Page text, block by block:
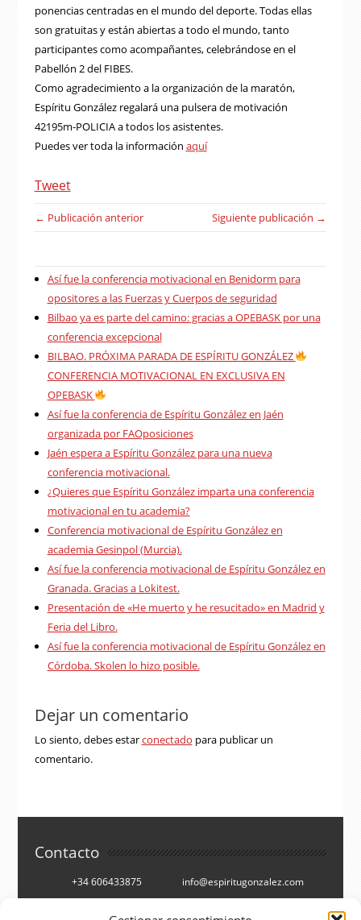
ponencias centradas en el mundo del deporte. Todas ellas
son gratuitas y están abiertas a todo el mundo, tanto
participantes como acompañantes, celebrándose en el
Pabellón 2 del FIBES.
Como agradecimiento a la organización de la maratón,
Espíritu González regalará una pulsera de motivación
42195m-POLICIA a todos los asistentes.
Puedes ver toda la información aquí
Tweet
← Publicación anterior Siguiente publicación →
Así fue la conferencia motivacional en Benidorm para
opositores a las Fuerzas y Cuerpos de seguridad
Bilbao ya es parte del camino: gracias a OPEBASK por una
conferencia excepcional
BILBAO. PRÓXIMA PARADA DE ESPÍRITU GONZÁLEZ
CONFERENCIA MOTIVACIONAL EN EXCLUSIVA EN
OPEBASK
Así fue la conferencia de Espíritu González en Jaén
organizada por FAOposiciones
Jaén espera a Espíritu González para una nueva
conferencia motivacional.
¿Quieres que Espíritu González imparta una conferencia
motivacional en tu academia?
Conferencia motivacional de Espíritu González en
academia Gesinpol (Murcia).
Así fue la conferencia motivacional de Espíritu González en
Granada. Gracias a Lokitest.
Presentación de «He muerto y he resucitado» en Madrid y
Feria del Libro.
Así fue la conferencia motivacional de Espíritu González en
Córdoba. Skolen lo hizo posible.
Dejar un comentario
Lo siento, debes estarconectado para publicar un
comentario.
Contacto
+34 606433875 info@espiritugonzalez.com
Cartagena, España